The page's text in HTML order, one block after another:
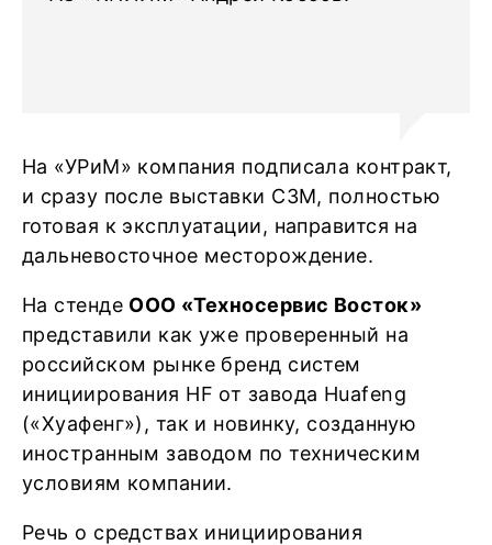
На «УРиМ» компания подписала контракт,
и сразу после выставки СЗМ, полностью
готовая к эксплуатации, направится на
дальневосточное месторождение.
На стенде ООО «Техносервис Восток»
представили как уже проверенный на
российском рынке бренд систем
инициирования HF от завода Huafeng
(«Хуафенг»), так и новинку, созданную
иностранным заводом по техническим
условиям компании.
Речь о средствах инициирования